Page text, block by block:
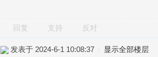
回复 支持 反对
发表于 2024-6-1 10:08:37 显示全部楼层